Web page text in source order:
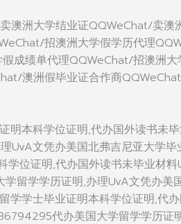
澳洲大学结业证QQWeChat/卖澳
招澳洲大学假学历代理
成绩单代理QQWeChat/招澳洲大
澳洲假毕业证合作商
明本科学位证明,代办国外读书未
UvA文凭办美国北弗吉尼亚大学毕
学位证明,代办国外读书未毕业材
留学学历证明,办理UvA文凭办美
学学士毕业证明本科学位证明,代
代办美国大学留学学历证